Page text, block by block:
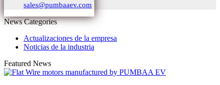
sales@pumbaaev.com
News Categories
Actualizaciones de la empresa
Noticias de la industria
Featured News